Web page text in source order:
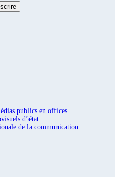
publics en offices.
d’état.
de la communication